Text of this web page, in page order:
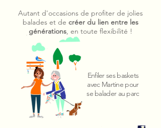
Autant d'occasions de profiter de jolies
balades et de créer du lien entre les
générations, en toute flexibilité !
Enfiler ses baskets
avec Martine pour
se balader au parc